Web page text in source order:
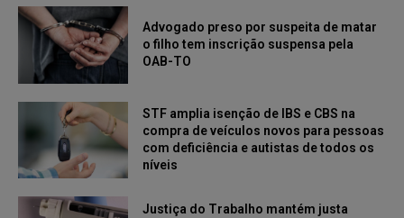
Advogado preso por suspeita de matar
o filho tem inscrição suspensa pela
OAB-TO
STF amplia isenção de IBS e CBS na
compra de veículos novos para pessoas
com deficiência e autistas de todos os
níveis
Justiça do Trabalho mantém justa